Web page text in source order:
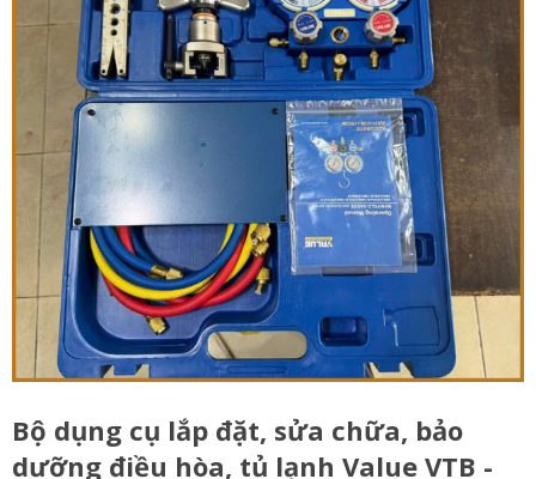
Bộ dụng cụ lắp đặt, sửa chữa, bảo
dưỡng điều hòa, tủ lạnh Value VTB -